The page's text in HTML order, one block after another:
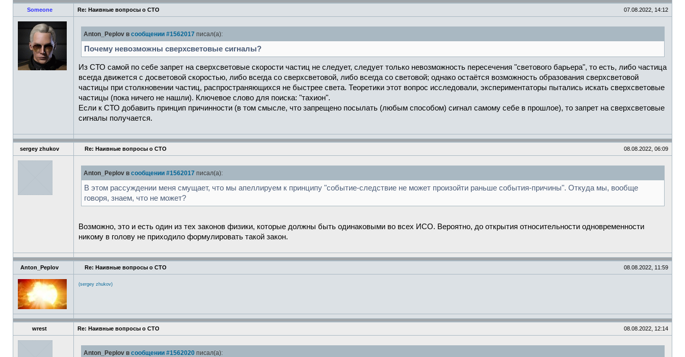
Someone Re: Наивные вопросы о СТО 07.08.2022, 14:12
Anton_Peplov в сообщении #1562017 писал(а):
Почему невозможны сверхсветовые сигналы?
Из СТО самой по себе запрет на сверхсветовые скорости частиц не следует, следует только невозможность пересечения "светового барьера", то есть, либо частица
всегда движется с досветовой скоростью, либо всегда со сверхсветовой, либо всегда со световой; однако остаётся возможность образования сверхсветовой
частицы при столкновении частиц, распространяющихся не быстрее света. Теоретики этот вопрос исследовали, экспериментаторы пытались искать сверхсветовые
частицы (пока ничего не нашли). Ключевое слово для поиска: "тахион".
Если к СТО добавить принцип причинности (в том смысле, что запрещено посылать (любым способом) сигнал самому себе в прошлое), то запрет на сверхсветовые
сигналы получается.
sergey zhukov Re: Наивные вопросы о СТО 08.08.2022, 06:09
Anton_Peplov в сообщении #1562017 писал(а):
В этом рассуждении меня смущает, что мы апеллируем к принципу "событие-следствие не может произойти раньше события-причины". Откуда мы, вообще
говоря, знаем, что не может?
Возможно, это и есть один из тех законов физики, которые должны быть одинаковыми во всех ИСО. Вероятно, до открытия относительности одновременности
никому в голову не приходило формулировать такой закон.
Anton_Peplov Re: Наивные вопросы о СТО 08.08.2022, 11:59
(sergey zhukov)
wrest Re: Наивные вопросы о СТО 08.08.2022, 12:14
Anton_Peplov в сообщении #1562020 писал(а):